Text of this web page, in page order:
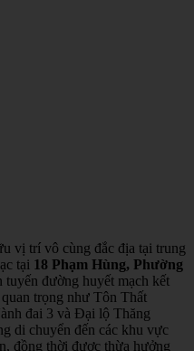
vị trí vô cùng đắc địa tại trung
tại 18 Phạm Hùng, Phường
tuyến đường huyết mạch kết
trọng như Tôn Thất
đai 3 và Đại lộ Thăng
di chuyển đến các khu vực
đồng thời được thừa hưởng